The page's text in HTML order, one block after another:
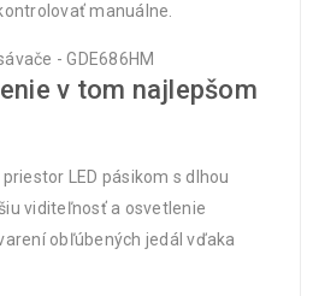
manuálne.
v tom najlepšom
LED pásikom s dlhou
viditeľnosť a osvetlenie
obľúbených jedál vďaka